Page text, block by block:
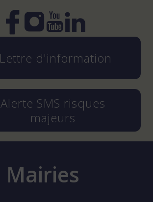
Instagram
YouTube
LinkedIn
Lettre d'information
Alerte SMS risques
majeurs
Mairies